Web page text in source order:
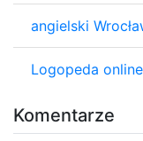
angielski
Logopeda
Komentarze